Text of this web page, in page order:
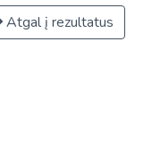
Atgal į rezultatus